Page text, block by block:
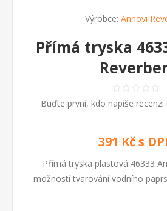
Výrobce: Annovi
Přímá tryska
Buďte první, kdo napíše
391 Kč s
Přímá tryska plastová 46333
možností tvarování vodního